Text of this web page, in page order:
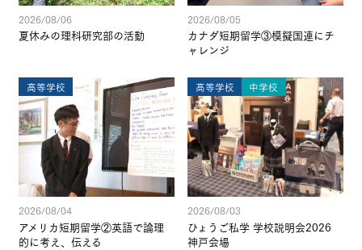
2026/08/06
夏休みの理科研究部の活動
2026/08/05
カナダ短期留学③模擬国連にチ
ャレンジ
高等学校
2026/08/04
アメリカ短期留学②英語で論理
的に考え、伝える
高等学校 中学校
2026/08/03
ひょうご私学 学校説明会2026
神戸会場